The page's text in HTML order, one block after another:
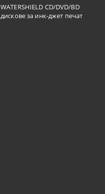
WATERSHIELD CD/DVD/BD
дискове за инк-джет печат